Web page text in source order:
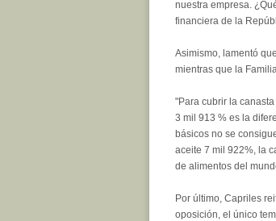
nuestra empresa.
financiera de la
Asimismo, lamentó
mientras que la
"Para cubrir la
3 mil 913 % es la
básicos no se
aceite 7 mil 922%, la
de alimentos del
Por último, Capriles
oposición, el único